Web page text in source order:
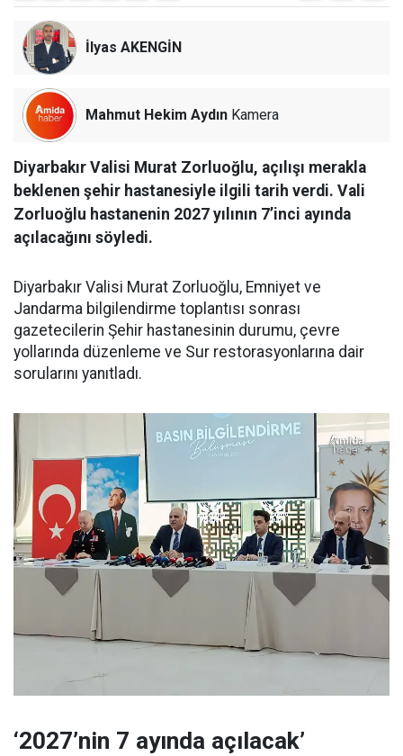
İlyas AKENGİN
Mahmut Hekim Aydın Kamera
Diyarbakır Valisi Murat Zorluoğlu, açılışı merakla
beklenen şehir hastanesiyle ilgili tarih verdi. Vali
Zorluoğlu hastanenin 2027 yılının 7’inci ayında
açılacağını söyledi.
Diyarbakır Valisi Murat Zorluoğlu, Emniyet ve
Jandarma bilgilendirme toplantısı sonrası
gazetecilerin Şehir hastanesinin durumu, çevre
yollarında düzenleme ve Sur restorasyonlarına dair
sorularını yanıtladı.
‘2027’nin 7 ayında açılacak’